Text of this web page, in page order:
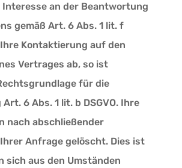
an der Beantwortung
gemäß Art. 6 Abs. 1 lit. f
Ihre Kontaktierung auf den
Vertrages ab, so ist
für die
6 Abs. 1 lit. b DSGVO. Ihre
nach abschließender
Anfrage gelöscht. Dies ist
sich aus den Umständen